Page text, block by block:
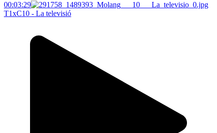
00:03:29
T1xC10 - La televisió